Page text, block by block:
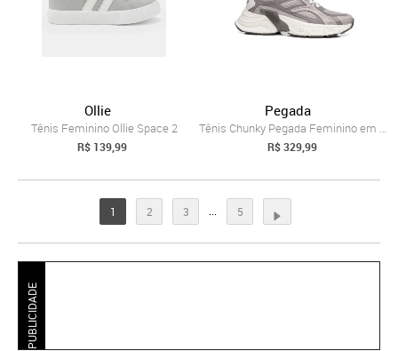
Ollie
Tênis Feminino Ollie Space 2
R$ 139,99
Pegada
Tênis Chunky Pegada Feminino em Tecido G...
R$ 329,99
1 2 3 5
PUBLICIDADE